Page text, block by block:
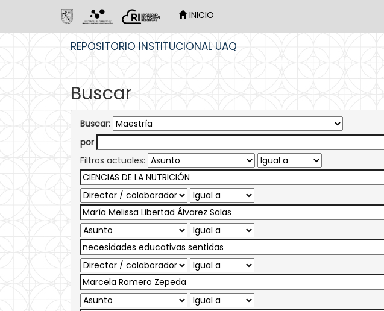
INICIO
REPOSITORIO INSTITUCIONAL UAQ
Buscar
Buscar:
por
Filtros actuales: